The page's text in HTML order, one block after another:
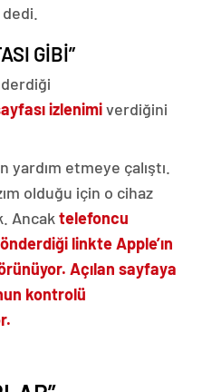
dedi.
GİBİ”
izlenimiverdiğini
etmeye çalıştı.
olduğu için o cihaz
Ancak telefoncu
linkte Apple’ın
Açılan sayfaya
kontrolü